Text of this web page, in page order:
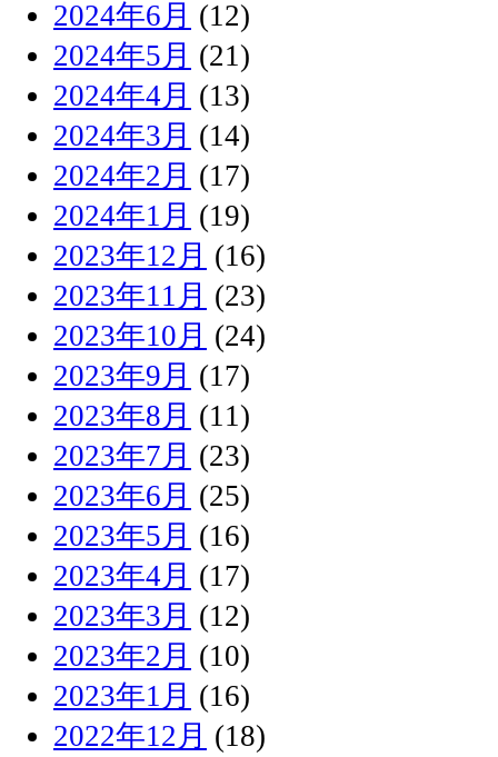
2024年6月 (12)
2024年5月 (21)
2024年4月 (13)
2024年3月 (14)
2024年2月 (17)
2024年1月 (19)
2023年12月 (16)
2023年11月 (23)
2023年10月 (24)
2023年9月 (17)
2023年8月 (11)
2023年7月 (23)
2023年6月 (25)
2023年5月 (16)
2023年4月 (17)
2023年3月 (12)
2023年2月 (10)
2023年1月 (16)
2022年12月 (18)